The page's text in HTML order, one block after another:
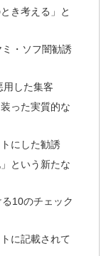
き考える」と
・ソフ闇勧誘
用した集客
った実質的な
にした勧誘
という新たな
10のチェック
に記載されて